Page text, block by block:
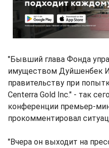
"Бывший глава Фонда
имуществом Дуйшенбек
правительству при
Сenterra Gold Inc." - так
конференции премьер-
прокомментировал
"Вчера он выходит на